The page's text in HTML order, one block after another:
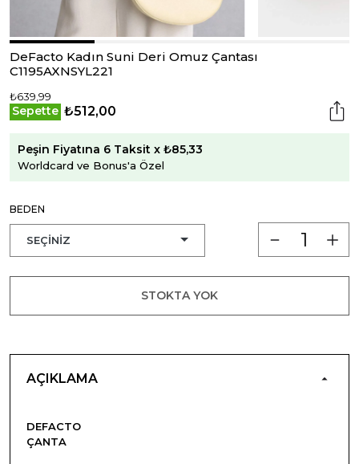
DeFacto Kadın Suni Deri Omuz Çantası
C1195AXNSYL221
₺639,99
Sepette ₺512,00
Peşin Fiyatına 6 Taksit x ₺85,33
Worldcard ve Bonus'a Özel
BEDEN
STOKTA YOK
AÇIKLAMA
DEFACTO
ÇANTA